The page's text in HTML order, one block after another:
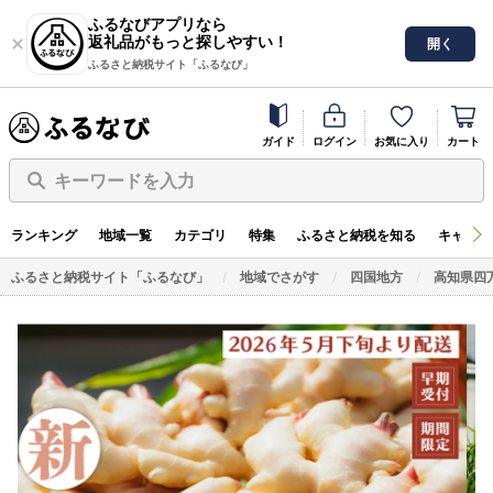
ふるなびアプリなら
返礼品がもっと探しやすい！
ふるさと納税サイト「ふるなび」
開く
ガイド ログイン お気に入り カート
キーワードを入力
ランキング 地域一覧 カテゴリ 特集 ふるさと納税を知る キャン
ふるさと納税サイト「ふるなび」 地域でさがす 四国地方 高知県四